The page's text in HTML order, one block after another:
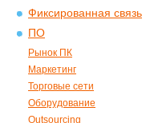
Фиксированная связь
ПО
Рынок ПК
Маркетинг
Торговые сети
Оборудование
Outsourcing